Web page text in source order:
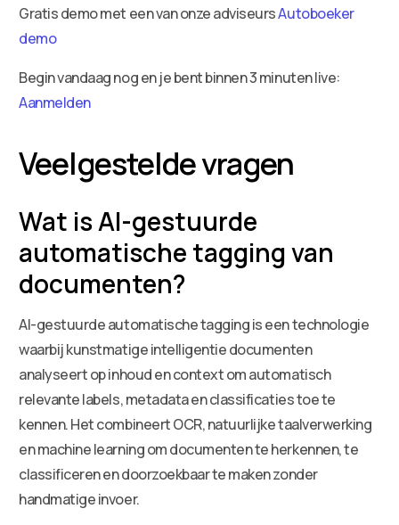
Gratis demo met een van onze adviseursAutoboeker
demo
Begin vandaag nog en je bent binnen 3 minuten live:
Aanmelden
Veelgestelde vragen
Wat is AI-gestuurde
automatische tagging van
documenten?
AI-gestuurde automatische tagging is een technologie
waarbij kunstmatige intelligentie documenten
analyseert op inhoud en context om automatisch
relevante labels, metadata en classificaties toe te
kennen. Het combineert OCR, natuurlijke taalverwerking
en machine learning om documenten te herkennen, te
classificeren en doorzoekbaar te maken zonder
handmatige invoer.